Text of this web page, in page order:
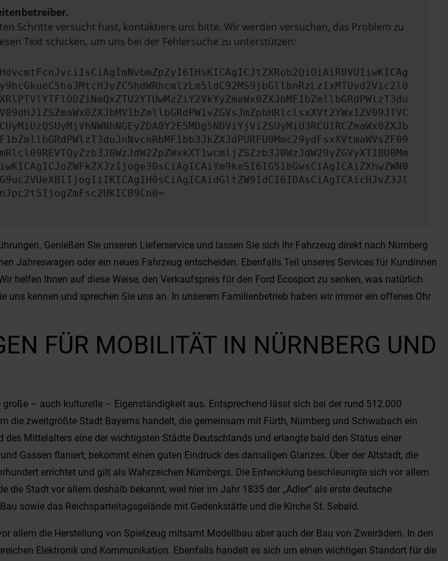
Schritte versucht hast, kontaktiere uns bitte. Wir werden versuchen, das Problem zu
Text schicken, um uns bei der Fehlersuche zu unterstützen:
Genießen Sie unseren Lieferservice und lassen Sie sich Ihr Fahrzeug direkt nach Nürnberg
Jahreswagen oder ein neues Fahrzeug entscheiden. Ebenfalls Teil unseres Services für Kundinnen
helfen Ihnen auf diese Weise, den Verkaufspreis für den Ford Ecosport zu senken, was natürlich
kennen und sprechen Sie uns an. In unserem Familienbetrieb haben wir immer ein offenes Ohr
FÜR MOBILITÄT IN NÜRNBERG UND
– auch kulturelle – Eigenständigkeit aus. Entsprechend lässt sich bei der rund 512.000
die zweitgrößte Stadt Bayerns handelt, die gemeinsam mit Fürth, Nürnberg und Schwabach ein
Mittelalters eine der wichtigsten Städte Deutschlands und erlangte bald den Status einer
Gassen flaniert, bekommt einen guten Eindruck des damaligen Glanzes. Über der Altstadt, die
errichtet und gilt als Wahrzeichen Nürnbergs. Die Entwicklung beschleunigte sich vor allem
Stadt vor allem deshalb bekannt, weil hier im Jahr 1835 der „Adler“ als erste deutsche
sowie das Reichsparteitagsgelände mit Gedenkstätte und die Kirche St. Sebald.
allem die Herstellung von Spielzeug mitsamt Modellbau aber auch der Bau von Zweirädern. In den
Elektronik und Kommunikation. Ebenfalls handelt es sich um einen wichtigen Standort für die